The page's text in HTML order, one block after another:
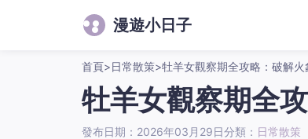
漫遊小日子
首頁>日常散策>牡羊女觀察期全攻略：破解
牡羊女觀察期全
發布日期：2026年03月29日分類： 日常散策